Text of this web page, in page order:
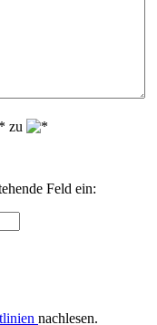
zu
Feld ein:
nachlesen.